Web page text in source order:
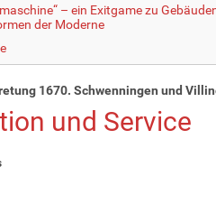
– ein Exitgame zu
der Moderne
1670. Schwenningen und
und Service